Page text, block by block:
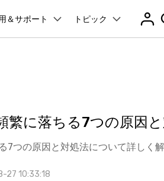
Cloud
トナー 企業情報
お問い合わせ
プラン＆価格
ック解除 iPhoneデータ復元
アプリ - Android向け
から紛失または削除されたデータを復元
＆サポート
Androidデータ復元
トピック
パスワードなしでスマホロック解
スマホの起動障害修復
繁に落ちる7つの原因
7つの原因と対処法について詳しく
27 10:33:18